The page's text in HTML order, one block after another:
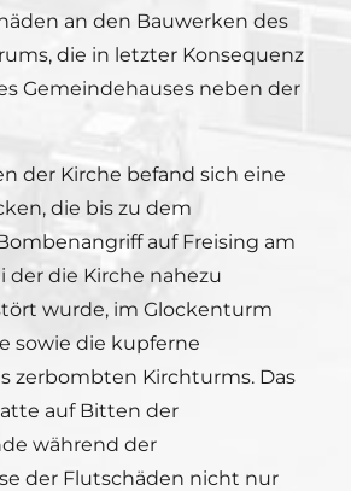
an den Bauwerken des
die in letzter Konsequenz
Gemeindehauses neben der
der Kirche befand sich eine
die bis zu dem
auf Freising am
der die Kirche nahezu
wurde, im Glockenturm
sowie die kupferne
zerbombten Kirchturms. Das
auf Bitten der
während der
der Flutschäden nicht nur